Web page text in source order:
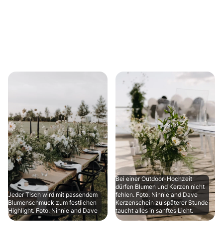
Jeder Tisch wird mit passendem
Blumenschmuck zum festlichen
Highlight. Foto: Ninnie and Dave
Bei einer Outdoor-Hochzeit
dürfen Blumen und Kerzen nicht
fehlen. Foto: Ninnie and Dave
Kerzenschein zu späterer Stunde
taucht alles in sanftes Licht.